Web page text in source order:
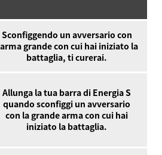
Sconfiggendo un avversario con
grande con cui hai iniziato la
battaglia, ti curerai.
Allunga la tua barra di Energia S
quando sconfiggi un avversario
con la grande arma con cui hai
iniziato la battaglia.